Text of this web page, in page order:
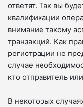
ответят. Так вы
квалификации
внимание такому
транзакций. Как
регистрации не
случае
кто отправитель
В некоторых